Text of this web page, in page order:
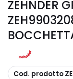
ZEHNDER
copia
Cod. prodotto